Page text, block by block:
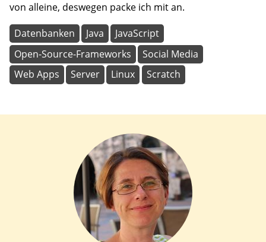
von alleine, deswegen packe ich mit an.
Datenbanken Java
JavaScript
Open-Source-Frameworks
Social Media
Web Apps
Server Linux Scratch